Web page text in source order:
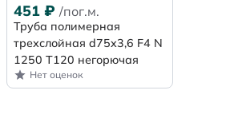
451 ₽ /пог.м.
Труба полимерная
трехслойная d75x3,6 F4 N
1250 Т120 негорючая
Нет оценок